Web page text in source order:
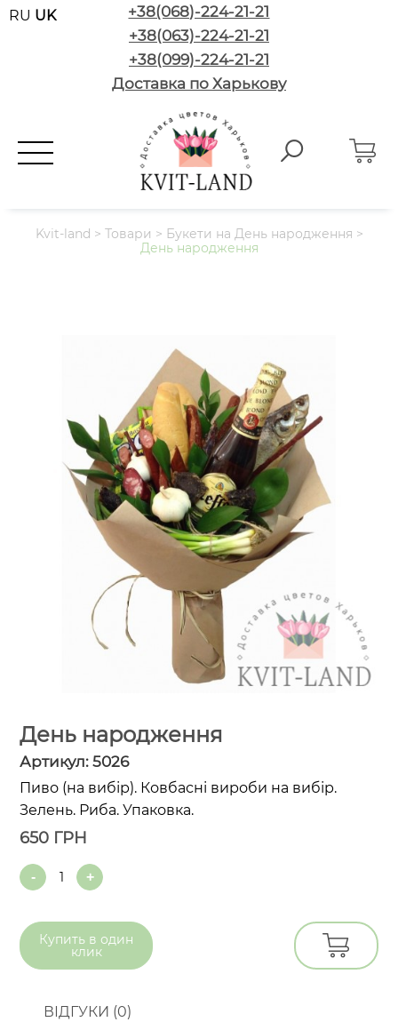
RU UK
+38(068)-224-21-21
+38(063)-224-21-21
+38(099)-224-21-21
Доставка по Харькову
Kvit-land > Товари > Букети на День народження >
День народження
День народження
Артикул:5026
Пиво (на вибір). Ковбасні вироби на вибір.
Зелень. Риба. Упаковка.
650 ГРН
Quantity
Купить в один
клик
ВІДГУКИ (0)